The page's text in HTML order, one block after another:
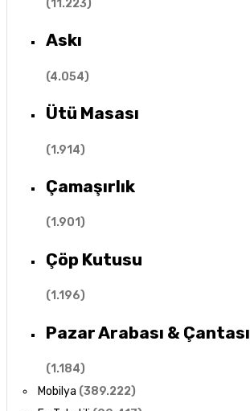
(11.223)
Askı
(4.054)
Ütü Masası
(1.914)
Çamaşırlık
(1.901)
Çöp Kutusu
(1.196)
Pazar Arabası & Çantası
(1.184)
Mobilya (389.222)